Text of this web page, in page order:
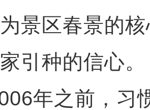
景区春景的
引种的信心。
年之前，习